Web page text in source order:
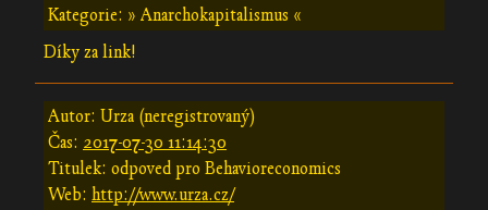
Kategorie: » Anarchokapitalismus «
Díky za link!
Autor: Urza (neregistrovaný)
Čas: 2017-07-30 11:14:30
Titulek: odpoved pro Behavioreconomics
Web: http://www.urza.cz/